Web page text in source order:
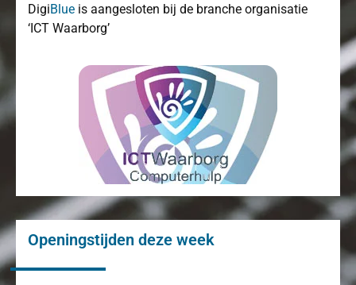
DigiBlue is aangesloten bij de branche organisatie
‘ICT Waarborg’
Openingstijden deze week